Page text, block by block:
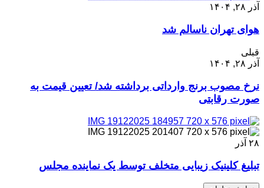
آذر ۲۸, ۱۴۰۴
هوای تهران ناسالم شد
قبلی
آذر ۲۸, ۱۴۰۴
نرخ مصوب برنج وارداتی برداشته شد/ تعیین قیمت به
صورت رقابتی
۲۸ آذر
تبلیغ کلینیک زیبایی متخلف توسط یک نماینده مجلس